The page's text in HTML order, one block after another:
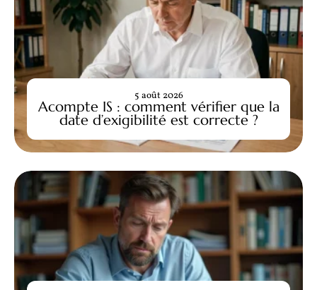
Acompte IS : comment vérifier que la
date d’exigibilité est correcte ?
5 août 2026